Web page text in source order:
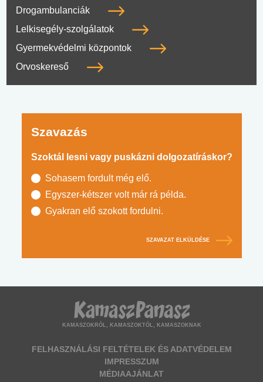
Drogambulanciák
Lelkisegély-szolgálatok
Gyermekvédelmi központok
Orvoskereső
Szavazás
Szoktál lesni vagy puskázni dolgozatíráskor?
Sohasem fordult még elő.
Egyszer-kétszer volt már rá példa.
Gyakran elő szokott fordulni.
SZAVAZAT ELKÜLDÉSE
KAMASZOKRÓL, KAMASZOKTÓL, KAMASZOKNAK
FELHASZNÁLÁSI FELTÉTELEK ÉS ADATVÉDELEM
IMPRESSZUM
MÉDIAAJÁNLAT